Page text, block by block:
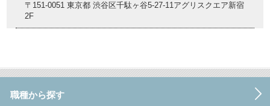
〒151-0051 東京都 渋谷区千駄ヶ谷5-27-11アグリスクエア新宿
2F
職種から探す